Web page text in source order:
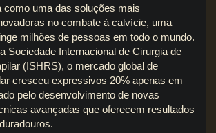
como uma das soluções mais
no combate à calvície, uma
milhões de pessoas em todo o mundo.
Sociedade Internacional de Cirurgia de
(ISHRS), o mercado global de
cresceu expressivos 20% apenas em
pelo desenvolvimento de novas
avançadas que oferecem resultados